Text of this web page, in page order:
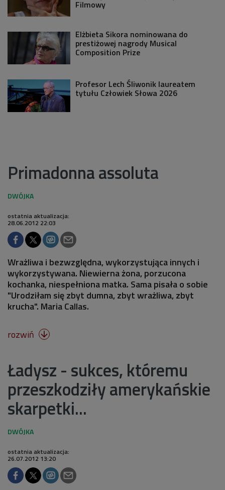
Filmowy
Elżbieta Sikora nominowana do
prestiżowej nagrody Musical
Composition Prize
Profesor Lech Śliwonik laureatem
tytułu Człowiek Słowa 2026
Primadonna assoluta
ostatnia aktualizacja:
28.06.2012 22:03
Wrażliwa i bezwzględna, wykorzystująca innych i
wykorzystywana. Niewierna żona, porzucona
kochanka, niespełniona matka. Sama pisała o sobie
"Urodziłam się zbyt dumna, zbyt wrażliwa, zbyt
krucha". Maria Callas.
rozwiń 
Ładysz - sukces, któremu
przeszkodziły amerykańskie
skarpetki...
ostatnia aktualizacja:
26.07.2012 13:20